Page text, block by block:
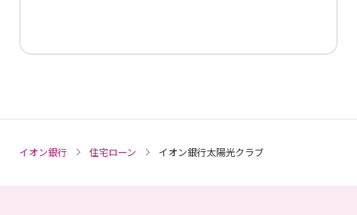
イオン銀行 住宅ローン イオン銀行太陽光クラブ